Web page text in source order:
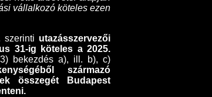
vállalkozó köteles ezen
szerinti utazásszervezői
31-ig köteles a 2025.
bekezdés a), ill. b), c)
származó
összegét Budapest